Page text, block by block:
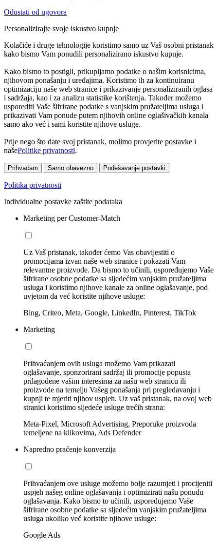
Odustati od ugovora
Personalizirajte svoje iskustvo kupnje
Kolačiće i druge tehnologije koristimo samo uz Vaš osobni pristanak
kako bismo Vam ponudili personalizirano iskustvo kupnje.
Kako bismo to postigli, prikupljamo podatke o našim korisnicima,
njihovom ponašanju i uređajima. Koristimo ih za kontinuiranu
optimizaciju naše web stranice i prikazivanje personaliziranih oglasa
i sadržaja, kao i za analizu statistike korištenja. Također možemo
usporediti Vaše šifrirane podatke s vanjskim pružateljima usluga i
prikazivati Vam ponude putem njihovih online oglašivačkih kanala
samo ako već i sami koristite njihove usluge.
Prije nego što date svoj pristanak, molimo provjerite postavke i
našePolitike privatnosti.
Prihvaćam Samo obavezno Podešavanje postavki
Politika privatnosti
Individualne postavke zaštite podataka
Marketing per Customer-Match
Uz Vaš pristanak, također ćemo Vas obavijestiti o
promocijama izvan naše web stranice i pokazati Vam
relevantne proizvode. Da bismo to učinili, uspoređujemo Vaše
šifrirane osobne podatke sa sljedećim vanjskim pružateljima
usluga i koristimo njihove kanale za online oglašavanje, pod
uvjetom da već koristite njihove usluge:
Bing, Criteo, Meta, Google, LinkedIn, Pinterest, TikTok
Marketing
Prihvaćanjem ovih usluga možemo Vam prikazati
oglašavanje, sponzorirani sadržaj ili promocije popusta
prilagođene vašim interesima za našu web stranicu ili
proizvode na temelju Vašeg ponašanja pri pregledavanju i
kupnji te mjeriti njihov uspjeh. Uz vaš pristanak, na ovoj web
stranici koristimo sljedeće usluge trećih strana:
Meta-Pixel, Microsoft Advertising, Preporuke proizvoda
temeljene na klikovima, Ads Defender
Napredno praćenje konverzija
Prihvaćanjem ove usluge možemo bolje razumjeti i procijeniti
uspjeh našeg online oglašavanja i optimizirati našu ponudu
oglašavanja. Kako bismo to učinili, uspoređujemo Vaše
šifrirane osobne podatke sa sljedećim vanjskim pružateljima
usluga ukoliko već koristite njihove usluge:
Google Ads